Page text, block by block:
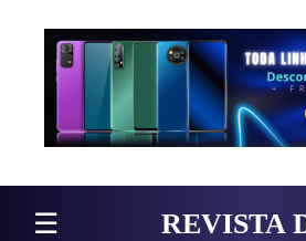
Pular para o conteúdo
☰ REVISTA